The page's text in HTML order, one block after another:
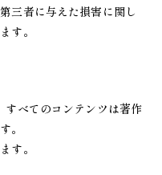
三者に与えた損害に関し
す。
べてのコンテンツは著作
。
す。